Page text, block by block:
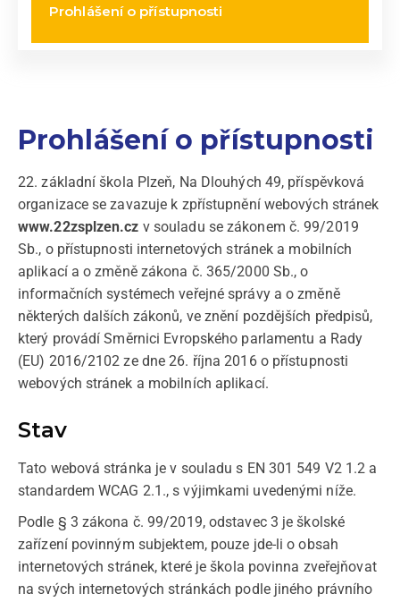
Prohlášení o přístupnosti
22. základní škola Plzeň, Na Dlouhých 49, příspěvková
organizace se zavazuje k zpřístupnění webových stránek
www.22zsplzen.cz v souladu se zákonem č. 99/2019
Sb., o přístupnosti internetových stránek a mobilních
aplikací a o změně zákona č. 365/2000 Sb., o
informačních systémech veřejné správy a o změně
některých dalších zákonů, ve znění pozdějších předpisů,
který provádí Směrnici Evropského parlamentu a Rady
(EU) 2016/2102 ze dne 26. října 2016 o přístupnosti
webových stránek a mobilních aplikací.
Stav
Tato webová stránka je v souladu s EN 301 549 V2 1.2 a
standardem WCAG 2.1., s výjimkami uvedenými níže.
Podle § 3 zákona č. 99/2019, odstavec 3 je školské
zařízení povinným subjektem, pouze jde-li o obsah
internetových stránek, které je škola povinna zveřejňovat
na svých internetových stránkách podle jiného právního
Prohlášení o přístupnosti